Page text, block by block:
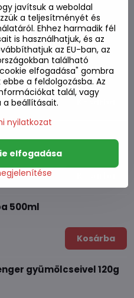
Kosárba
250 ml
500ml
Kosárba
gyümölcseivel 120g
javítsuk a weboldal
a teljesítményét és
Ehhez harmadik fél
is használhatjuk, és az
az EU-ban, az
található
elfogadása" gombra
a feldolgozásba. Az
talál, vagy
beállításait.
nyilatkozat
elfogadása